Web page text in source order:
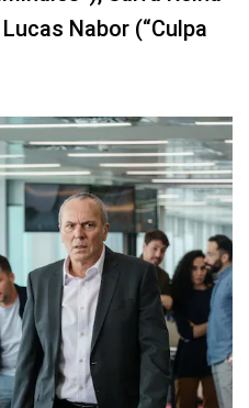
Nabor (“Culpa